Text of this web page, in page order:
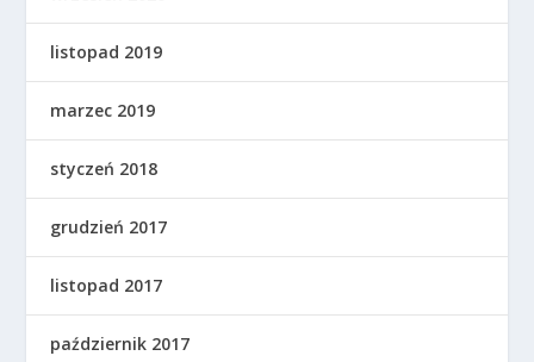
listopad 2019
marzec 2019
styczeń 2018
grudzień 2017
listopad 2017
październik 2017